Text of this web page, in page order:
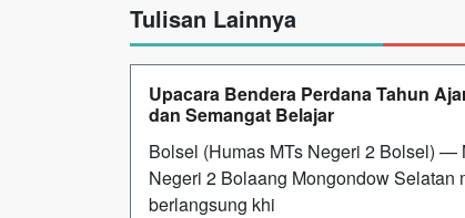
Tulisan Lainnya
Upacara Bendera Perdana Tahun
dan Semangat Belajar
Bolsel (Humas MTs Negeri 2 Bolsel) —
Negeri 2 Bolaang Mongondow
berlangsung khi